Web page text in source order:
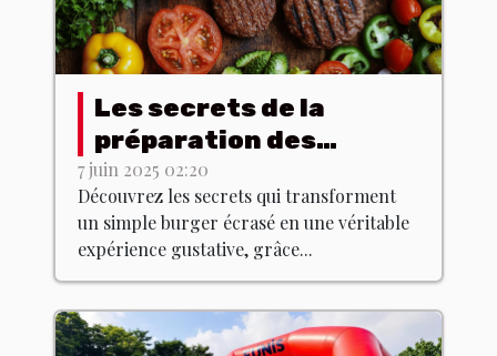
Les secrets de la
préparation des
burgers écrasés avec
des produits du terroir
7 juin 2025 02:20
Découvrez les secrets qui transforment
un simple burger écrasé en une véritable
expérience gustative, grâce...